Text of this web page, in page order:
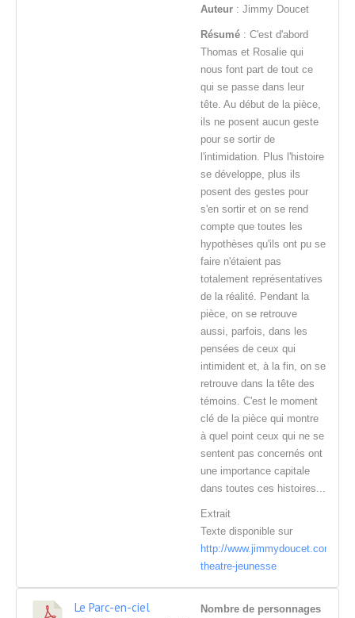
Auteur : Jimmy Doucet
Résumé : C'est d'abord
Thomas et Rosalie qui
nous font part de tout ce
qui se passe dans leur
tête. Au début de la pièce,
ils ne posent aucun geste
pour se sortir de
l'intimidation. Plus l'histoire
se développe, plus ils
posent des gestes pour
s'en sortir et on se rend
compte que toutes les
hypothèses qu'ils ont pu se
faire n'étaient pas
totalement représentatives
de la réalité. Pendant la
pièce, on se retrouve
aussi, parfois, dans les
pensées de ceux qui
intimident et, à la fin, on se
retrouve dans la tête des
témoins. C'est le moment
clé de la pièce qui montre
à quel point ceux qui ne se
sentent pas concernés ont
une importance capitale
dans toutes ces histoires...
Extrait
Texte disponible sur
http://www.jimmydoucet.com/
theatre-jeunesse
Le Parc-en-ciel
Nombre de personnages